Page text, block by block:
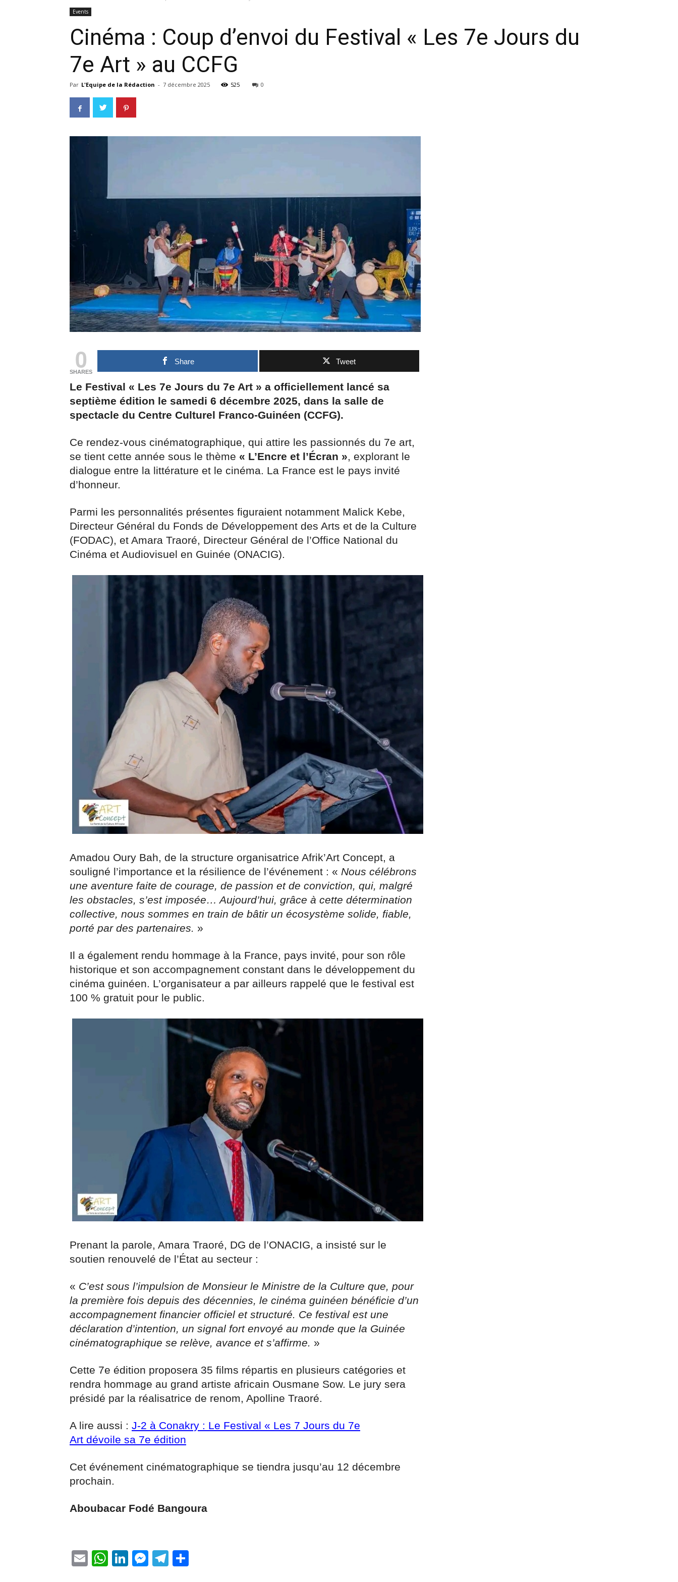
Events
Cinéma : Coup d’envoi du Festival « Les 7e Jours du
7e Art » au CCFG
Par L'Equipe de la Rédaction - 7 décembre 2025 525 0
0
SHARES
Share Tweet
Le Festival « Les 7e Jours du 7e Art » a officiellement lancé sa
septième édition le samedi 6 décembre 2025, dans la salle de
spectacle du Centre Culturel Franco-Guinéen (CCFG).
Ce rendez-vous cinématographique, qui attire les passionnés du 7e art,
se tient cette année sous le thème « L’Encre et l’Écran », explorant le
dialogue entre la littérature et le cinéma. La France est le pays invité
d’honneur.
Parmi les personnalités présentes figuraient notamment Malick Kebe,
Directeur Général du Fonds de Développement des Arts et de la Culture
(FODAC), et Amara Traoré, Directeur Général de l’Office National du
Cinéma et Audiovisuel en Guinée (ONACIG).
Amadou Oury Bah, de la structure organisatrice Afrik’Art Concept, a
souligné l’importance et la résilience de l’événement : « Nous célébrons
une aventure faite de courage, de passion et de conviction, qui, malgré
les obstacles, s’est imposée… Aujourd’hui, grâce à cette détermination
collective, nous sommes en train de bâtir un écosystème solide, fiable,
porté par des partenaires. »
Il a également rendu hommage à la France, pays invité, pour son rôle
historique et son accompagnement constant dans le développement du
cinéma guinéen. L’organisateur a par ailleurs rappelé que le festival est
100 % gratuit pour le public.
Prenant la parole, Amara Traoré, DG de l’ONACIG, a insisté sur le
soutien renouvelé de l’État au secteur :
« C’est sous l’impulsion de Monsieur le Ministre de la Culture que, pour
la première fois depuis des décennies, le cinéma guinéen bénéficie d’un
accompagnement financier officiel et structuré. Ce festival est une
déclaration d’intention, un signal fort envoyé au monde que la Guinée
cinématographique se relève, avance et s’affirme. »
Cette 7e édition proposera 35 films répartis en plusieurs catégories et
rendra hommage au grand artiste africain Ousmane Sow. Le jury sera
présidé par la réalisatrice de renom, Apolline Traoré.
A lire aussi : J-2 à Conakry : Le Festival « Les 7 Jours du 7e
Art dévoile sa 7e édition
Cet événement cinématographique se tiendra jusqu’au 12 décembre
prochain.
Aboubacar Fodé Bangoura
EmailWhatsApp
LinkedIn
Messenger
Telegram